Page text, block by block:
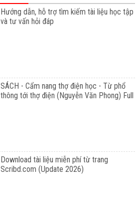
Hướng dẫn, hỗ trợ tìm kiếm tài liệu học tập
và tư vấn hỏi đáp
SÁCH - Cẩm nang thợ điện học - Từ phổ
thông tới thợ điện (Nguyễn Văn Phong) Full
Download tài liệu miễn phí từ trang
Scribd.com (Update 2026)